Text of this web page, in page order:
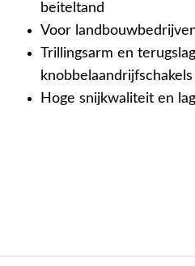
beiteltand
Voor
Trillingsarm en
knobbelaandrijfschakels
Hoge snijkwaliteit en